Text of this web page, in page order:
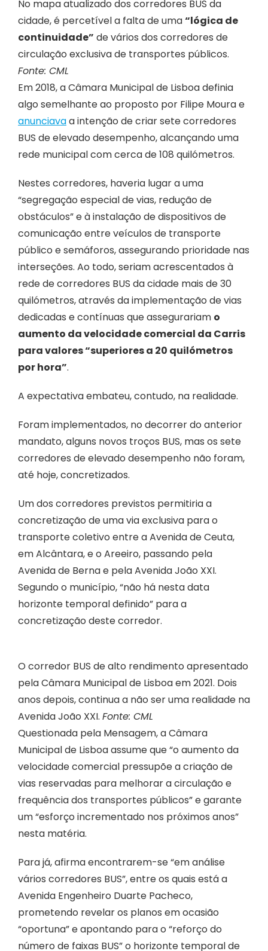
No mapa atualizado dos corredores BUS da
cidade, é percetível a falta de uma“lógica de
continuidade” de vários dos corredores de
circulação exclusiva de transportes públicos.
Fonte: CML
Em 2018, a Câmara Municipal de Lisboa definia
algo semelhante ao proposto por Filipe Moura e
anunciavaa intenção de criar sete corredores
BUS de elevado desempenho, alcançando uma
rede municipal com cerca de 108 quilómetros.
Nestes corredores, haveria lugar a uma
“segregação especial de vias, redução de
obstáculos” e à instalação de dispositivos de
comunicação entre veículos de transporte
público e semáforos, assegurando prioridade nas
interseções. Ao todo, seriam acrescentados à
rede de corredores BUS da cidade mais de 30
quilómetros, através da implementação de vias
dedicadas e contínuas que assegurariam o
aumento da velocidade comercial da Carris
para valores “superiores a 20 quilómetros
por hora”.
A expectativa embateu, contudo, na realidade.
Foram implementados, no decorrer do anterior
mandato, alguns novos troços BUS, mas os sete
corredores de elevado desempenho não foram,
até hoje, concretizados.
Um dos corredores previstos permitiria a
concretização de uma via exclusiva para o
transporte coletivo entre a Avenida de Ceuta,
em Alcântara, e o Areeiro, passando pela
Avenida de Berna e pela Avenida João XXI.
Segundo o município, “não há nesta data
horizonte temporal definido” para a
concretização deste corredor.
O corredor BUS de alto rendimento apresentado
pela Câmara Municipal de Lisboa em 2021. Dois
anos depois, continua a não ser uma realidade na
Avenida João XXI. Fonte: CML
Questionada pela Mensagem, a Câmara
Municipal de Lisboa assume que “o aumento da
velocidade comercial pressupõe a criação de
vias reservadas para melhorar a circulação e
frequência dos transportes públicos” e garante
um “esforço incrementado nos próximos anos”
nesta matéria.
Para já, afirma encontrarem-se “em análise
vários corredores BUS”, entre os quais está a
Avenida Engenheiro Duarte Pacheco,
prometendo revelar os planos em ocasião
“oportuna” e apontando para o “reforço do
número de faixas BUS” o horizonte temporal de